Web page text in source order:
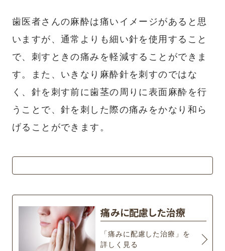
歯医者さんの麻酔は痛いイメージがあると思
いますが、通常よりも細い針を使用すること
で、刺すときの痛みを軽減することができま
す。また、いきなり麻酔針を刺すのではな
く、針を刺す前に歯茎の周りに表面麻酔を行
うことで、針を刺した際の痛みをかなり和ら
げることができます。
痛みに配慮した治療
「痛みに配慮した治療」を
詳しく見る